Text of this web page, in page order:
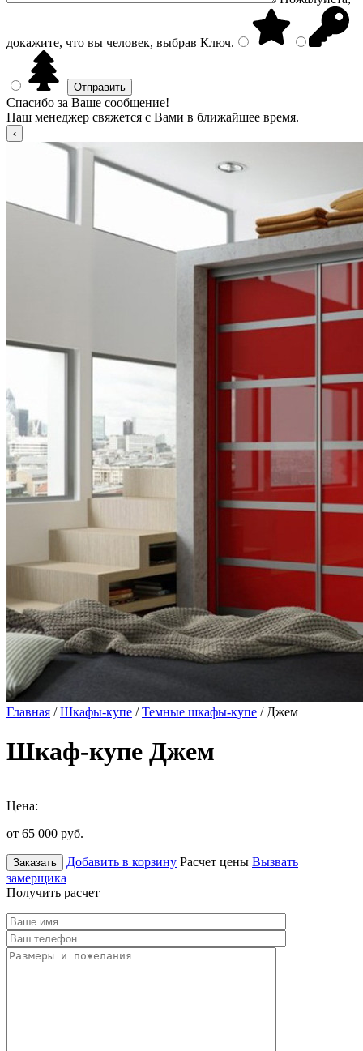
докажите, что вы человек, выбрав Ключ.
Спасибо за Ваше сообщение!
Наш менеджер свяжется с Вами в ближайшее время.
Главная /Шкафы-купе /Темные шкафы-купе / Джем
Шкаф-купе Джем
Цена:
от 65 000 руб.
Заказать Добавить в корзину Расчет цены Вызвать
замерщика
Получить расчет